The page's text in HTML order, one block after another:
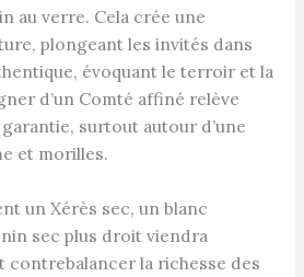
au verre. Cela crée une
plongeant les invités dans
évoquant le terroir et la
d’un Comté affiné relève
surtout autour d’une
et morilles.
un Xérès sec, un blanc
sec plus droit viendra
contrebalancer la richesse des